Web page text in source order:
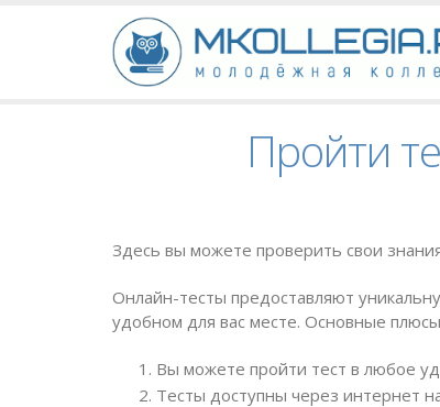
Пройти
Здесь вы можете проверить свои
Онлайн-тесты предоставляют
удобном для вас месте. Основные
Вы можете пройти тест в любое
Тесты доступны через интернет